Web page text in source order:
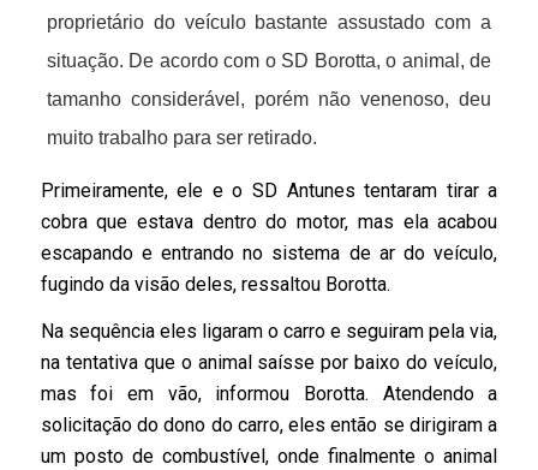
proprietário do veículo bastante assustado com a
situação. De acordo com o SD Borotta, o animal, de
tamanho considerável, porém não venenoso, deu
muito trabalho para ser retirado.
Primeiramente, ele e o SD Antunes tentaram tirar a
cobra que estava dentro do motor, mas ela acabou
escapando e entrando no sistema de ar do veículo,
fugindo da visão deles, ressaltou Borotta.
Na sequência eles ligaram o carro e seguiram pela via,
na tentativa que o animal saísse por baixo do veículo,
mas foi em vão, informou Borotta. Atendendo a
solicitação do dono do carro, eles então se dirigiram a
um posto de combustível, onde finalmente o animal